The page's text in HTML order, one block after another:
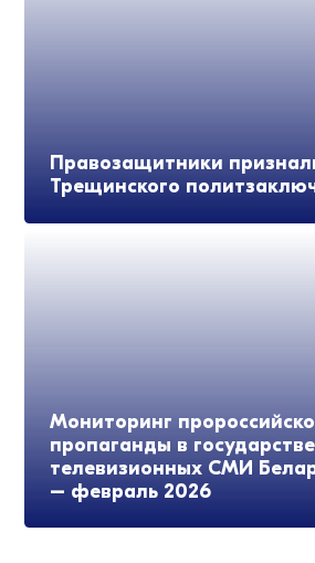
Правозащитники
Трещинского
Мониторинг
пропаганды в
телевизионных СМИ
– февраль 2026